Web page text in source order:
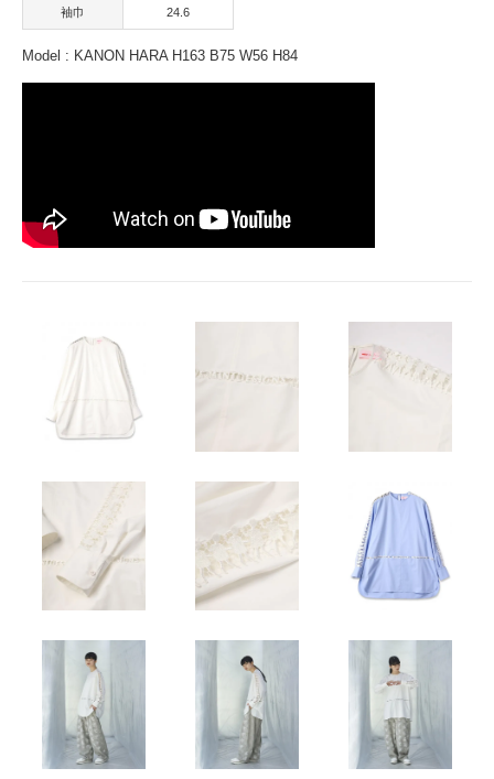
袖巾 24.6
Model : KANON HARA H163 B75 W56 H84